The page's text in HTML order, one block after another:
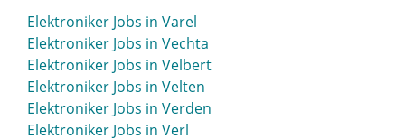
Elektroniker Jobs in Straubing
Elektroniker Jobs in Strausberg
Elektroniker Jobs in Stuhr
Elektroniker Jobs in Stuttgart
Elektroniker Jobs in St- Wendel
Elektroniker Jobs in Varel
Elektroniker Jobs in Vechta
Elektroniker Jobs in Velbert
Elektroniker Jobs in Velten
Elektroniker Jobs in Verden
Elektroniker Jobs in Verl